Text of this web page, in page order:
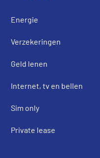
Energie
Verzekeringen
Geld lenen
Internet, tv en bellen
Sim only
Private lease